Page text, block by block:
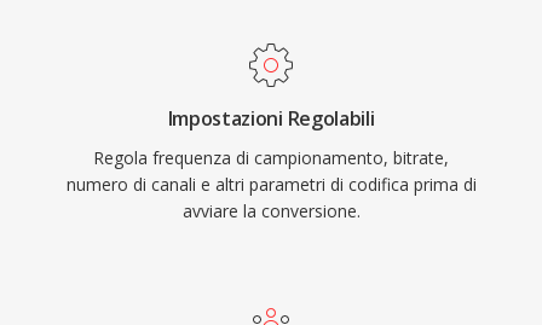
necessitano di conversione per la riproduzione
Impostazioni Regolabili
Regola frequenza di campionamento, bitrate,
numero di canali e altri parametri di codifica prima di
avviare la conversione.